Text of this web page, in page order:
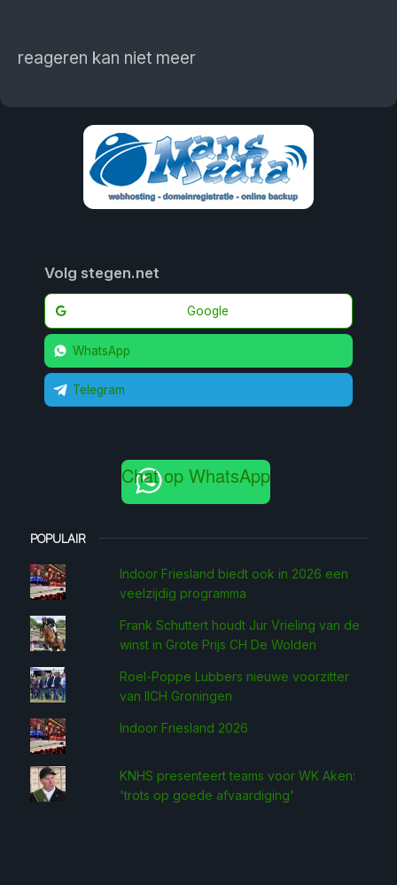
reageren kan niet meer
Volg stegen.net
Google
WhatsApp
Telegram
Chat op WhatsApp
POPULAIR
Indoor Friesland biedt ook in 2026 een
veelzijdig programma
Frank Schuttert houdt Jur Vrieling van de
winst in Grote Prijs CH De Wolden
Roel-Poppe Lubbers nieuwe voorzitter
van IICH Groningen
Indoor Friesland 2026
KNHS presenteert teams voor WK Aken:
'trots op goede afvaardiging'